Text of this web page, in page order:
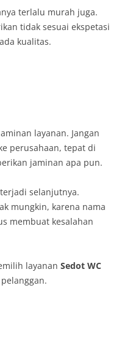
terlalu murah juga.
tidak sesuai ekspetasi
kualitas.
layanan. Jangan
perusahaan, tepat di
jaminan apa pun.
selanjutnya.
mungkin, karena nama
membuat kesalahan
layanan Sedot WC